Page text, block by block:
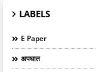
LABELS
E Paper
अपघात